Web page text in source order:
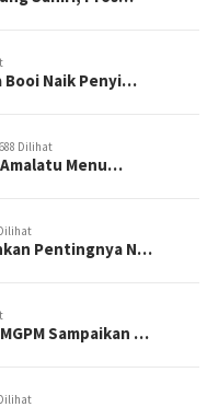
Booi Naik Penyi…
688 Dilihat
Menu…
Pentingnya N…
Sampaikan …